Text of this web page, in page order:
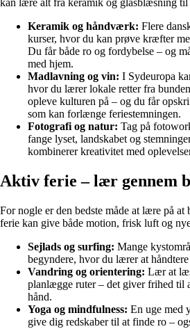
kan lære alt fra keramik og glasblæsning til
Keramik og håndværk: Flere
kurser, hvor du kan prøve kræfter
Du får både ro og fordybelse – og
med hjem.
Madlavning og vin: I Sydeuropa
hvor du lærer lokale retter fra
opleve kulturen på – og du får
som kan forlænge feriestemningen.
Fotografi og natur: Tag på
fange lyset, landskabet og
kombinerer kreativitet med
Aktiv ferie – lær gennem
For nogle er den bedste måde at lære på
ferie kan give både motion, frisk luft og
Sejlads og surfing: Mange
begyndere, hvor du lærer at
Vandring og orientering: Lær at
planlægge ruter – det giver frihed til
hånd.
Yoga og mindfulness: En uge med
give dig redskaber til at finde ro –